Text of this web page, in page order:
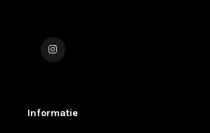
Informatie